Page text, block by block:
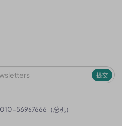
提交
010-56967666（总机）